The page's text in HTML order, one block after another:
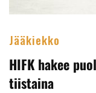
Jääkiekko
HIFK hakee
tiistaina